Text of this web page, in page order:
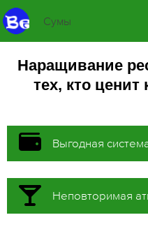
Сумы
Наращивание
тех, кто ценит
Выгодная
Неповторимая